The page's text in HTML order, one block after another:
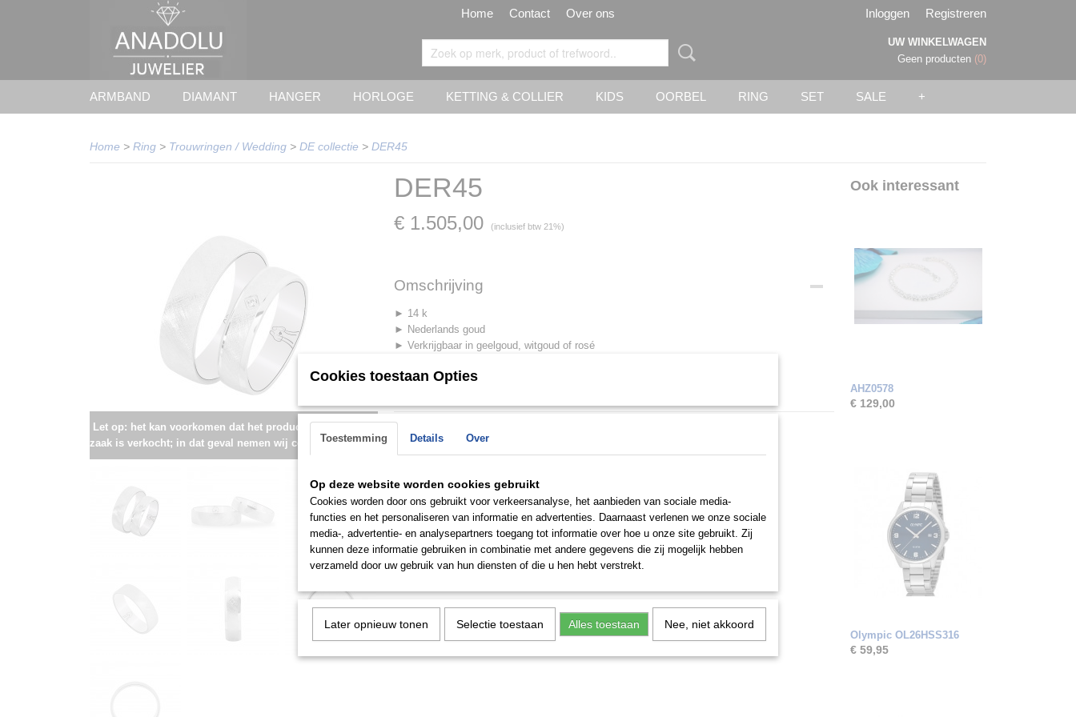
Home Contact Over ons Inloggen Registreren
UW WINKELWAGEN
Geen producten (0)
ARMBAND DIAMANT HANGER HORLOGE KETTING & COLLIER KIDS OORBEL RING SET SALE +
Home > Ring > Trouwringen / Wedding > DE collectie > DER45
Let op: het kan voorkomen dat het product onlangs in de
zaak is verkocht; in dat geval nemen wij contact met u op.
DER45
€ 1.505,00 (inclusief btw 21%)
Omschrijving
► 14 k
► Nederlands goud
► Verkrijgbaar in geelgoud, witgoud of rosé
► 1 steen
Ook interessant
AHZ0578
€ 129,00
Olympic OL26HSS316
€ 59,95
Cookies toestaan Opties
Toestemming Details Over
Op deze website worden cookies gebruikt
Cookies worden door ons gebruikt voor verkeersanalyse, het aanbieden van sociale media-
functies en het personaliseren van informatie en advertenties. Daarnaast verlenen we onze sociale
media-, advertentie- en analysepartners toegang tot informatie over hoe u onze site gebruikt. Zij
kunnen deze informatie gebruiken in combinatie met andere gegevens die zij mogelijk hebben
verzameld door uw gebruik van hun diensten of die u hen hebt verstrekt.
Later opnieuw tonen Selectie toestaan Alles toestaan Nee, niet akkoord